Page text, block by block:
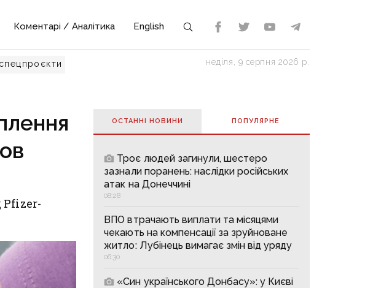
Коментарі / Аналітика English
спецпроєкти неділя, 9 серпня 2026 р.
Pfizer-
ОСТАННІ НОВИНИ ПОПУЛЯРНE
Троє людей загинули, шестеро
зазнали поранень: наслідки російських
атак на Донеччині
08:28
ВПО втрачають виплати та місяцями
чекають на компенсації за зруйноване
житло: Лубінець вимагає змін від уряду
06:30
«Син українського Донбасу»: у Києві